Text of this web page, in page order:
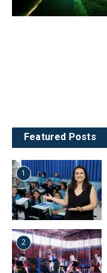
Featured Posts
1
2